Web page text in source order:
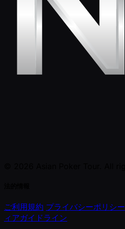
ご利用規約 プライバシーポリシー
ィアガイドライン